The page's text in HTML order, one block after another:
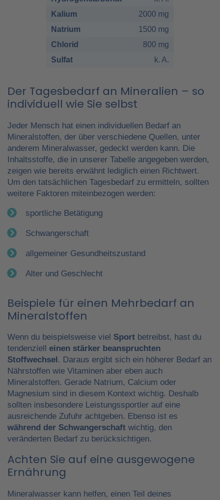
Kalium
2000 mg
Natrium
1500 mg
Chlorid
800 mg
Sulfat
k. A.
Der Tagesbedarf an Mineralien – so
individuell wie Sie selbst
Jeder Mensch hat einen individuellen Bedarf an
Mineralstoffen, der über verschiedene Quellen, unter
anderem Mineralwasser, gedeckt werden kann. Die
Inhaltsstoffe, die in unserer Tabelle angegeben werden,
zeigen wie bereits erwähnt lediglich einen Richtwert.
Um den tatsächlichen Tagesbedarf zu ermitteln, sollten
weitere Faktoren miteinbezogen werden:
sportliche Betätigung
Schwangerschaft
allgemeiner Gesundheitszustand
Alter und Geschlecht
Beispiele für einen Mehrbedarf an
Mineralstoffen
Wenn du beispielsweise viel Sport betreibst, hast du
tendenziell einen stärker beanspruchten
Stoffwechsel. Daraus ergibt sich ein höherer Bedarf an
Nährstoffen wie Vitaminen aber eben auch
Mineralstoffen. Gerade Natrium, Calcium oder
Magnesium sind in diesem Kontext wichtig. Deshalb
sollten insbesondere Leistungssportler auf eine
ausreichende Zufuhr achtgeben. Ebenso ist es
während der Schwangerschaft wichtig, den
veränderten Bedarf zu berücksichtigen.
Achten Sie auf eine ausgewogene
Ernährung
Mineralwasser kann helfen, einen Teil deines